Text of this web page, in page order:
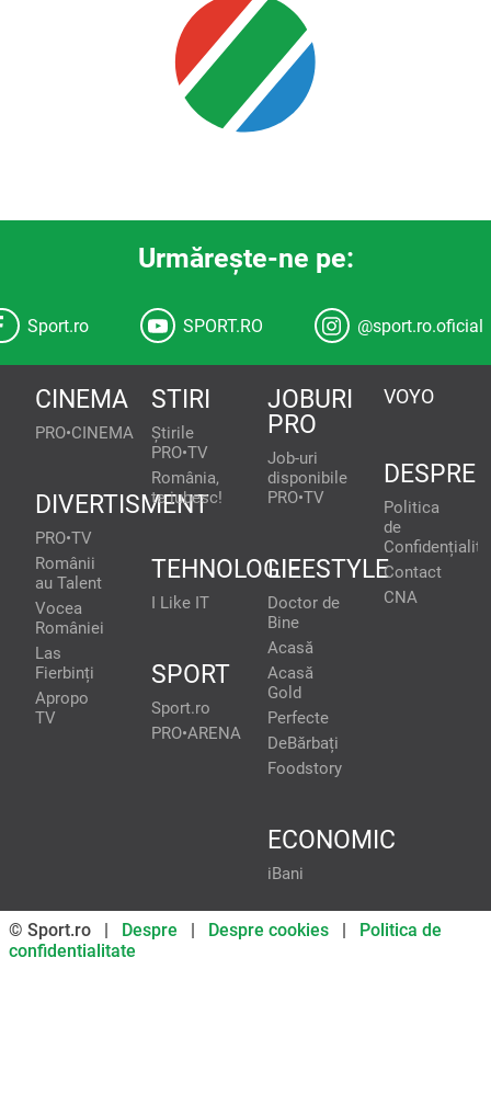
Urmăreşte-ne pe:
Sport.ro SPORT.RO @sport.ro.oficial
CINEMA
PRO•CINEMA
DIVERTISMENT
PRO•TV
Românii
au Talent
Vocea
României
Las
Fierbinți
Apropo
TV
STIRI
Știrile
PRO•TV
România,
te iubesc!
TEHNOLOGIE
I Like IT
SPORT
Sport.ro
PRO•ARENA
JOBURI
PRO
Job-uri
disponibile
PRO•TV
LIFESTYLE
Doctor de
Bine
Acasă
Acasă
Gold
Perfecte
DeBărbați
Foodstory
ECONOMIC
iBani
VOYO
DESPRE
Politica
de
Contact
CNA
© Sport.ro | Despre Despre cookies
Politica de
confidentialitate